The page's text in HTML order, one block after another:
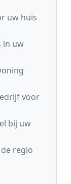
uw huis
in uw
voor
bij uw
regio